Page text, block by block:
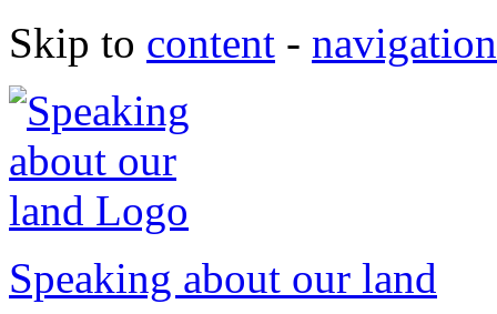
Skip to content - navigation
Speaking about our land